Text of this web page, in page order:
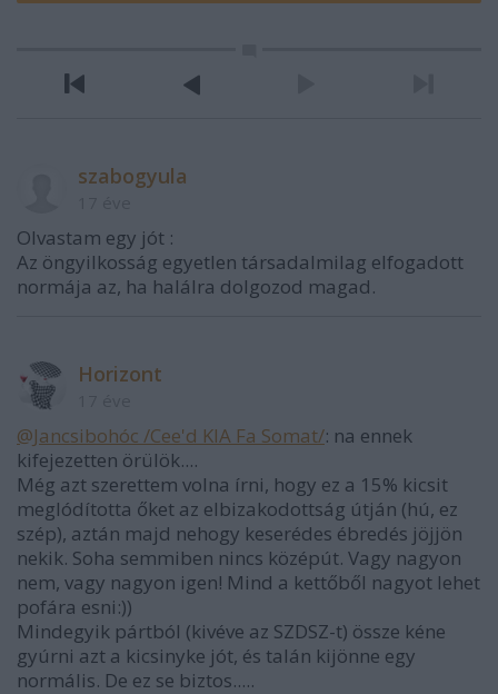
szabogyula
Olvastam egy jót :
Az öngyilkosság egyetlen társadalmilag elfogadott
normája az, ha halálra dolgozod magad.
Horizont
@Jancsibohóc /Cee'd KIA Fa Somat/: na ennek
kifejezetten örülök....
Még azt szerettem volna írni, hogy ez a 15% kicsit
meglódította őket az elbizakodottság útján (hú, ez
szép), aztán majd nehogy keserédes ébredés jöjjön
nekik. Soha semmiben nincs középút. Vagy nagyon
nem, vagy nagyon igen! Mind a kettőből nagyot lehet
pofára esni:))
Mindegyik pártból (kivéve az SZDSZ-t) össze kéne
gyúrni azt a kicsinyke jót, és talán kijönne egy
normális. De ez se biztos.....